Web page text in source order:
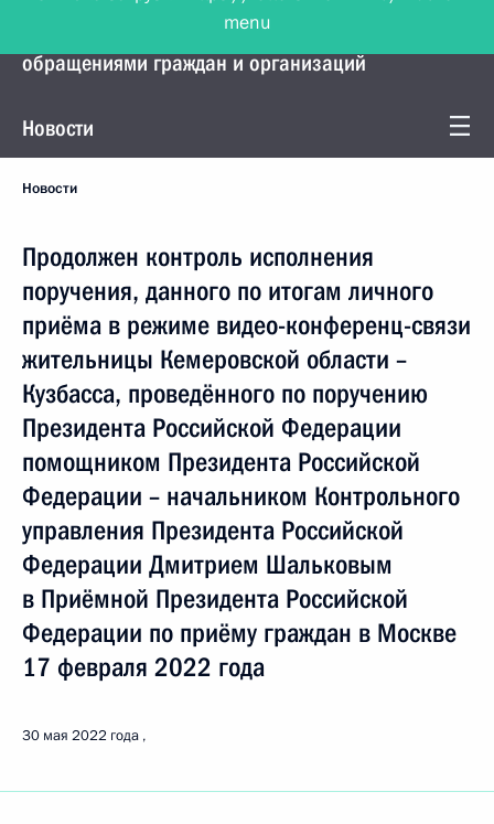
Управление Президента по работе с
обращениями граждан и организаций
Новости
Новости
Продолжен контроль исполнения
поручения, данного по итогам личного
приёма в режиме видео-конференц-связи
жительницы Кемеровской области –
Кузбасса, проведённого по поручению
Президента Российской Федерации
помощником Президента Российской
Федерации – начальником Контрольного
управления Президента Российской
Федерации Дмитрием Шальковым
в Приёмной Президента Российской
Федерации по приёму граждан в Москве
17 февраля 2022 года
30 мая 2022 года
menu